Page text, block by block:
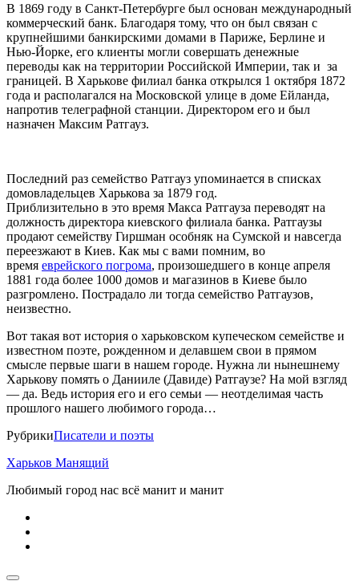
В 1869 году в Санкт-Петербурге был основан международный
коммерческий банк. Благодаря тому, что он был связан с
крупнейшими банкирскими домами в Париже, Берлине и
Нью-Йорке, его клиенты могли совершать денежные
переводы как на территории Российской Империи, так и за
границей. В Харькове филиал банка открылся 1 октября 1872
года и располагался на Московской улице в доме Ейланда,
напротив телеграфной станции. Директором его и был
назначен Максим Ратгауз.
Последний раз семейство Ратгауз упоминается в списках
домовладельцев Харькова за 1879 год.
Приблизительно в это время Макса Ратгауза переводят на
должность директора киевского филиала банка. Ратгаузы
продают семейству Гиршман особняк на Сумской и навсегда
переезжают в Киев. Как мы с вами помним, во
время еврейского погрома, произошедшего в конце апреля
1881 года более 1000 домов и магазинов в Киеве было
разгромлено. Пострадало ли тогда семейство Ратгаузов,
неизвестно.
Вот такая вот история о харьковском купеческом семействе и
известном поэте, рожденном и делавшем свои в прямом
смысле первые шаги в нашем городе. Нужна ли нынешнему
Харькову помять о Данииле (Давиде) Ратгаузе? На мой взгляд
― да. Ведь история его и его семьи ― неотделимая часть
прошлого нашего любимого города…
РубрикиПисатели и поэты
Харьков Манящий
Любимый город нас всё манит и манит